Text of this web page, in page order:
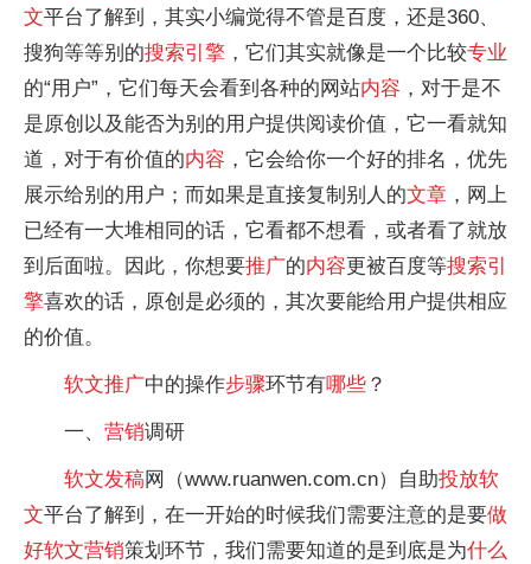
文平台了解到，其实小编觉得不管是百度，还是360、
搜狗等等别的搜索引擎 ，它们其实就像是一个比较专业
的“用户”，它们每天会看到各种的网站内容 ，对于是不
是原创以及能否为别的用户提供阅读价值，它一看就知
道，对于有价值的内容 ，它会给你一个好的排名，优先
展示给别的用户；而如果是直接复制别人的文章 ，网上
已经有一大堆相同的话，它看都不想看，或者看了就放
到后面啦。因此，你想要推广的内容更被百度等搜索引
擎喜欢的话，原创是必须的，其次要能给用户提供相应
的价值。
软文推广中的操作步骤环节有哪些 ？
一、 营销调研
软文发稿网（www.ruanwen.com.cn）自助投放软
文平台了解到，在一开始的时候我们需要注意的是要做
好软文营销策划环节，我们需要知道的是到底是为什么